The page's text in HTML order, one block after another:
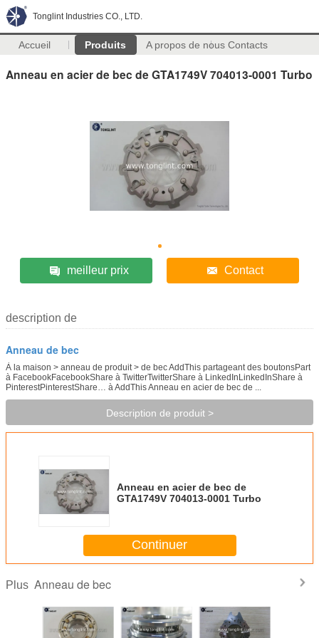
Tonglint Industries CO., LTD.
Accueil Produits A propos de nous Contacts
Anneau en acier de bec de GTA1749V 704013-0001 Turbo
meilleur prix Contact
description de
Anneau de bec
À la maison > anneau de produit > de bec AddThis partageant des boutonsPart
à FacebookFacebookShare à TwitterTwitterShare à LinkedInLinkedInShare à
PinterestPinterestShare… à AddThis Anneau en acier de bec de ...
Description de produit >
Anneau en acier de bec de
GTA1749V 704013-0001 Turbo
Continuer
Plus Anneau de bec